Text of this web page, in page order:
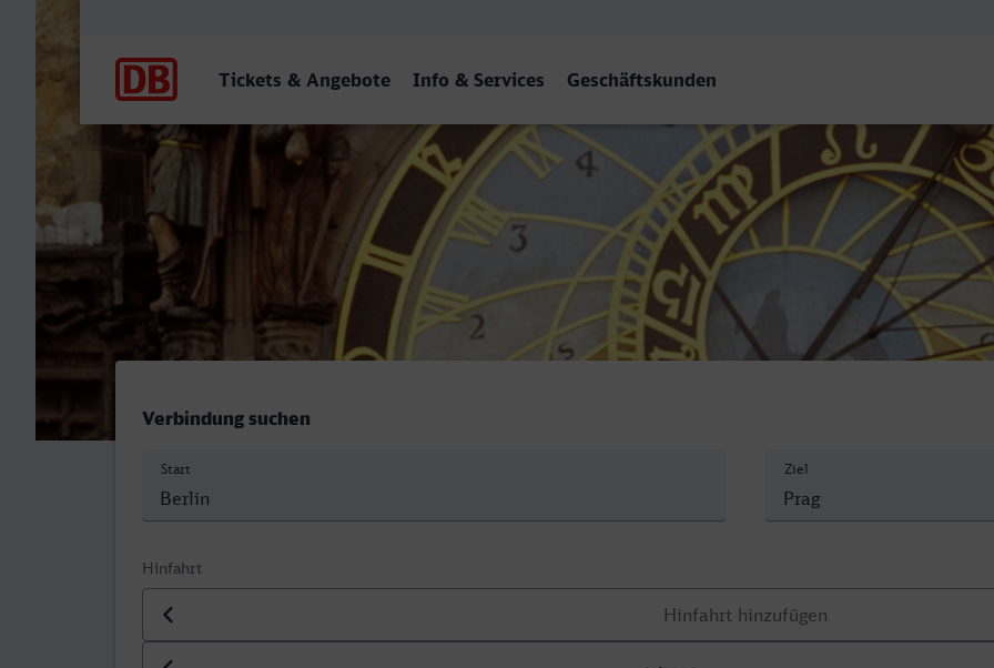
Tickets & Angebote Info & Services Geschäftskunden
Berlin Hbf - Praha-Holesovice
Verbindung suchen
Start Ziel
Hinfahrt
Datum der Hinfahrt
Uhrzeit der Hinfahrt